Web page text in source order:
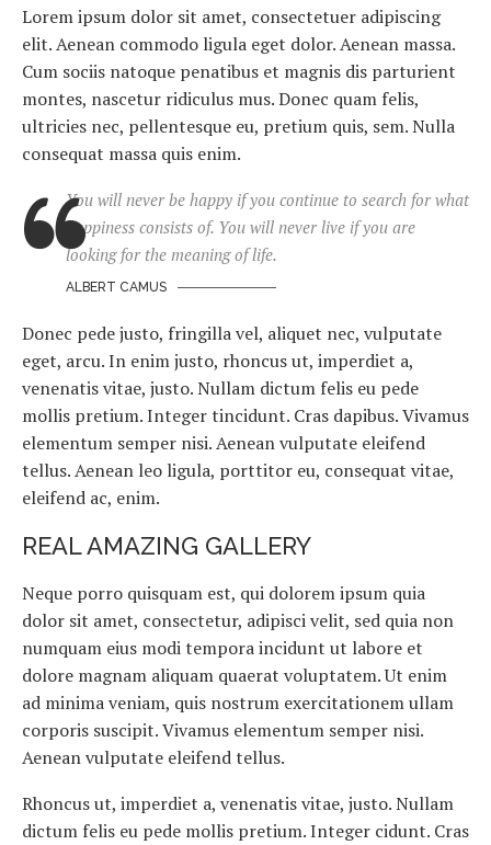
Lorem ipsum dolor sit amet, consectetuer adipiscing
elit. Aenean commodo ligula eget dolor. Aenean massa.
Cum sociis natoque penatibus et magnis dis parturient
montes, nascetur ridiculus mus. Donec quam felis,
ultricies nec, pellentesque eu, pretium quis, sem. Nulla
consequat massa quis enim.
You will never be happy if you continue to search for what
happiness consists of. You will never live if you are
looking for the meaning of life.
ALBERT CAMUS
Donec pede justo, fringilla vel, aliquet nec, vulputate
eget, arcu. In enim justo, rhoncus ut, imperdiet a,
venenatis vitae, justo. Nullam dictum felis eu pede
mollis pretium. Integer tincidunt. Cras dapibus. Vivamus
elementum semper nisi. Aenean vulputate eleifend
tellus. Aenean leo ligula, porttitor eu, consequat vitae,
eleifend ac, enim.
REAL AMAZING GALLERY
Neque porro quisquam est, qui dolorem ipsum quia
dolor sit amet, consectetur, adipisci velit, sed quia non
numquam eius modi tempora incidunt ut labore et
dolore magnam aliquam quaerat voluptatem. Ut enim
ad minima veniam, quis nostrum exercitationem ullam
corporis suscipit. Vivamus elementum semper nisi.
Aenean vulputate eleifend tellus.
Rhoncus ut, imperdiet a, venenatis vitae, justo. Nullam
dictum felis eu pede mollis pretium. Integer cidunt. Cras